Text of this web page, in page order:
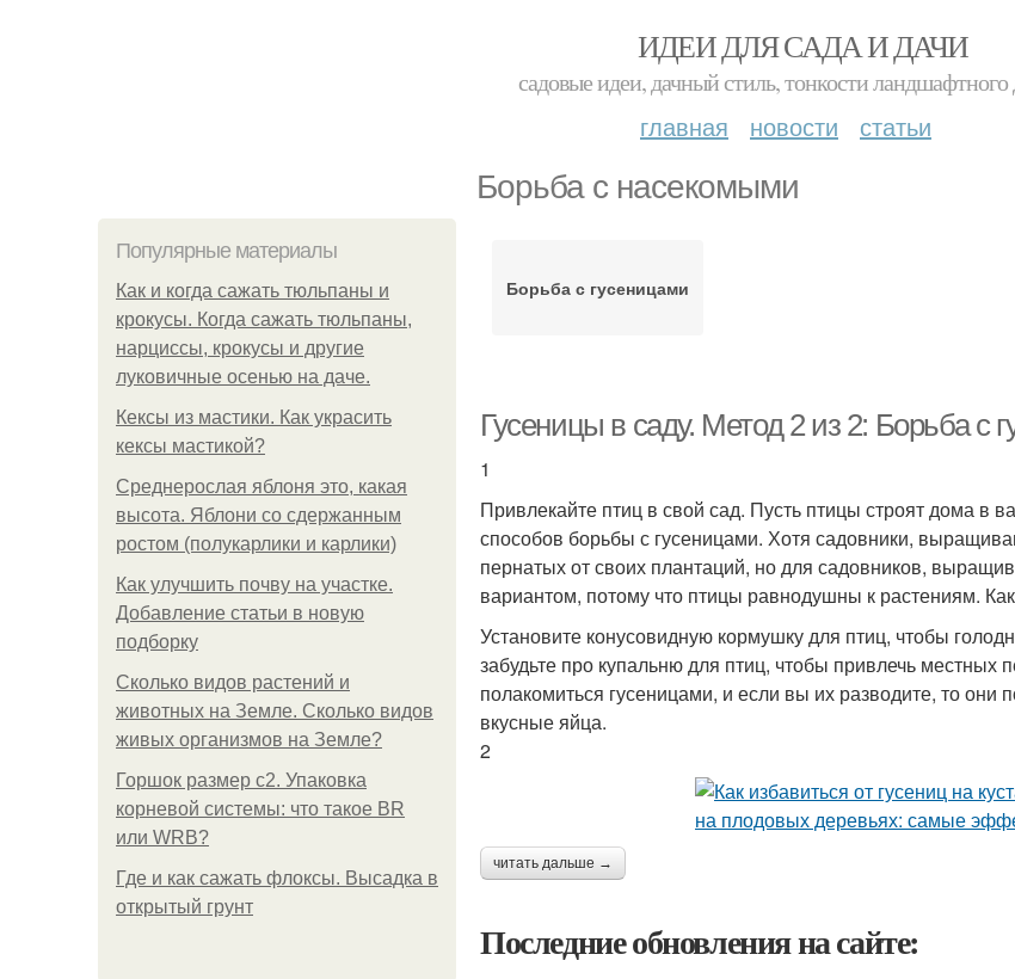
ИДЕИ ДЛЯ САДА И ДАЧИ
садовые идеи, дачный стиль, тонкости ландшафтного
главная новости статьи
Борьба с насекомыми
Популярные материалы
Как и когда сажать тюльпаны и
крокусы. Когда сажать тюльпаны,
нарциссы, крокусы и другие
луковичные осенью на даче.
Кексы из мастики. Как украсить
кексы мастикой?
Среднерослая яблоня это, какая
высота. Яблони со сдержанным
ростом (полукарлики и карлики)
Как улучшить почву на участке.
Добавление статьи в новую
подборку
Сколько видов растений и
животных на Земле. Сколько видов
живых организмов на Земле?
Горшок размер с2. Упаковка
корневой системы: что такое BR
или WRB?
Где и как сажать флоксы. Высадка в
открытый грунт
Борьба с гусеницами
Гусеницы в саду. Метод 2 из 2: Борьба с
1
Привлекайте птиц в свой сад. Пусть птицы строят дома в
способов борьбы с гусеницами. Хотя садовники,
пернатых от своих плантаций, но для садовников,
вариантом, потому что птицы равнодушны к растениям.
Установите конусовидную кормушку для птиц, чтобы
забудьте про купальню для птиц, чтобы привлечь
полакомиться гусеницами, и если вы их разводите, то они
вкусные яйца.
2
читать дальше →
Последние обновления на сайте: